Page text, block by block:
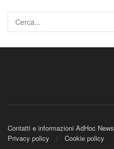
Contatti e informazioni AdHoc News
Privacy policy
Cookie policy